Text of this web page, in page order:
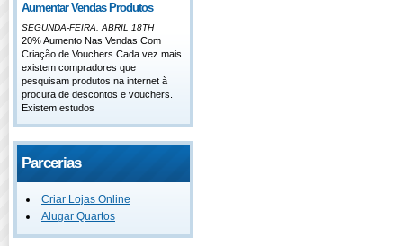
Aumentar Vendas Produtos
SEGUNDA-FEIRA, ABRIL 18TH
20% Aumento Nas Vendas Com
Criação de Vouchers Cada vez mais
existem compradores que
pesquisam produtos na internet à
procura de descontos e vouchers.
Existem estudos
Parcerias
Criar Lojas Online
Alugar Quartos